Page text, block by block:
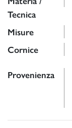
Tecnica
Misure
Cornice
Provenienza